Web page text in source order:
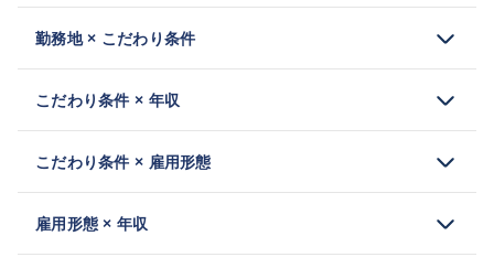
勤務地 × こだわり条件
こだわり条件 × 年収
こだわり条件 × 雇用形態
雇用形態 × 年収